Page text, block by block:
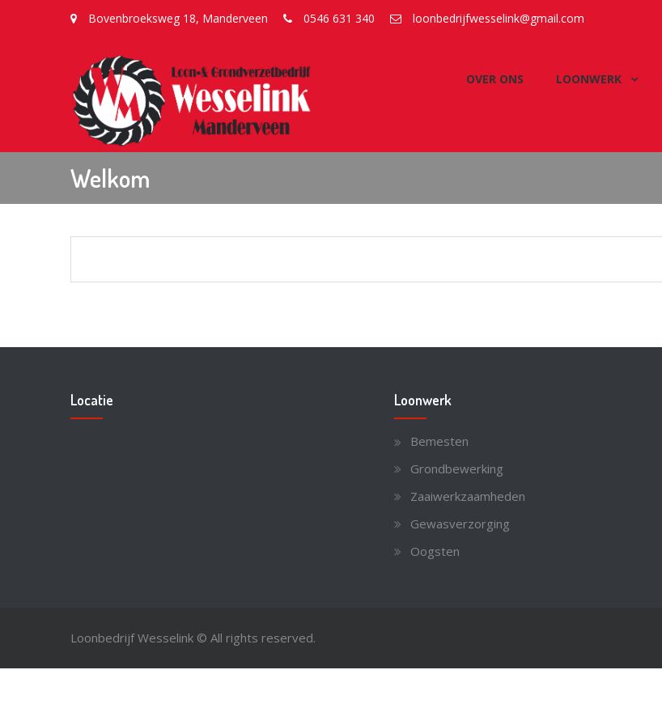
Bovenbroeksweg 18, Manderveen 0546 631 340 loonbedrijfwesselink@gmail.com
OVER ONS LOONWERK
Welkom
Locatie Loonwerk
Bemesten
Grondbewerking
Zaaiwerkzaamheden
Gewasverzorging
Oogsten
Loonbedrijf Wesselink © All rights reserved.